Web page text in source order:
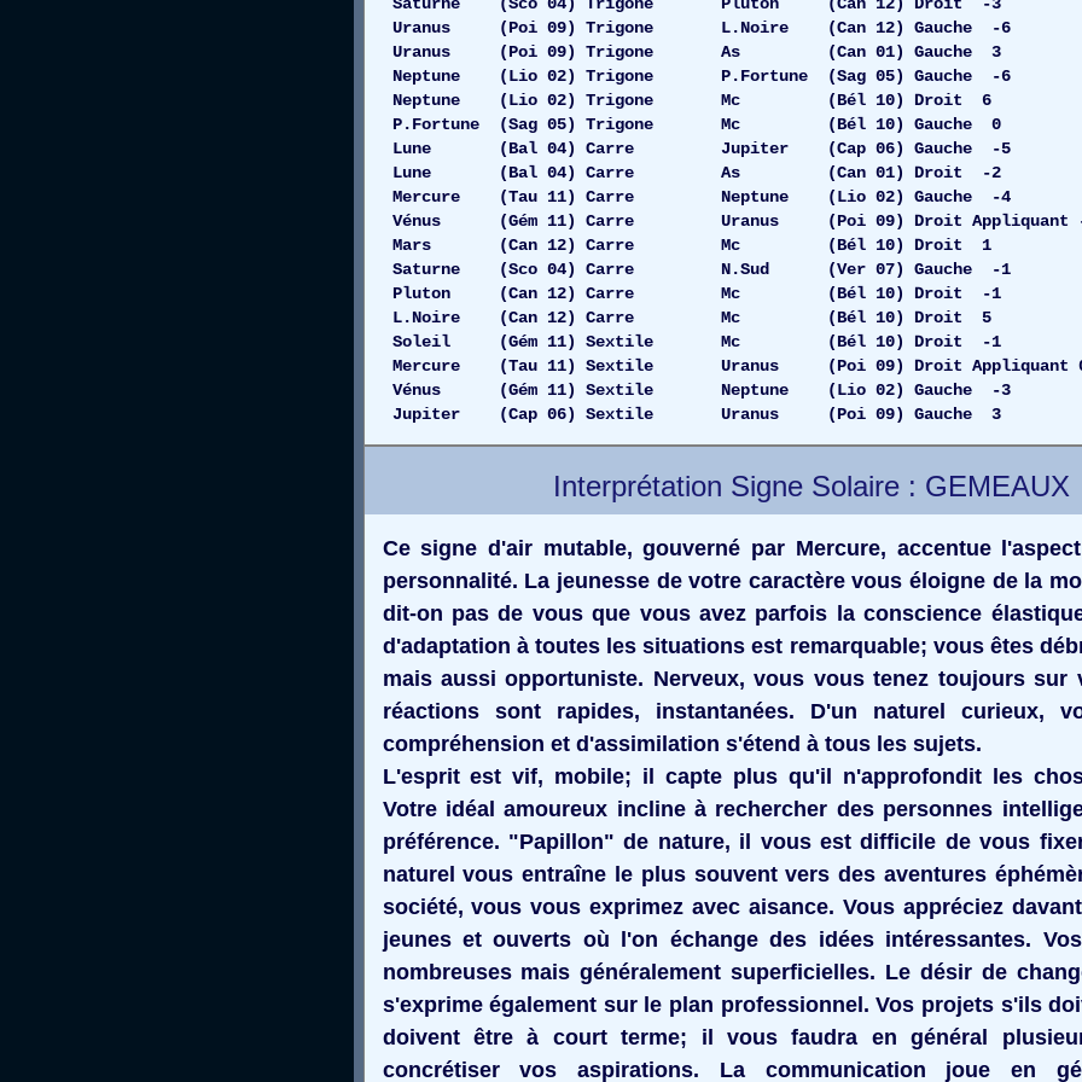
Uranus (Poi 09) Trigone L.Noire (Can 12) Gauche -6
Uranus (Poi 09) Trigone As (Can 01) Gauche 3
Neptune (Lio 02) Trigone P.Fortune (Sag 05) Gauche -6
Neptune (Lio 02) Trigone Mc (Bél 10) Droit 6
P.Fortune (Sag 05) Trigone Mc (Bél 10) Gauche 0
Lune (Bal 04) Carre Jupiter (Cap 06) Gauche -5
Lune (Bal 04) Carre As (Can 01) Droit -2
Mercure (Tau 11) Carre Neptune (Lio 02) Gauche -4
Vénus (Gém 11) Carre Uranus (Poi 09) Droit Appliquant
Mars (Can 12) Carre Mc (Bél 10) Droit 1
Saturne (Sco 04) Carre N.Sud (Ver 07) Gauche -1
Pluton (Can 12) Carre Mc (Bél 10) Droit -1
L.Noire (Can 12) Carre Mc (Bél 10) Droit 5
Soleil (Gém 11) Sextile Mc (Bél 10) Droit -1
Mercure (Tau 11) Sextile Uranus (Poi 09) Droit Appliquant
Vénus (Gém 11) Sextile Neptune (Lio 02) Gauche -3
Jupiter (Cap 06) Sextile Uranus (Poi 09) Gauche 3
Interprétation Signe Solaire : GEMEAUX
Ce signe d'air mutable, gouverné par Mercure, accentue
personnalité. La jeunesse de votre caractère vous éloigne de la
dit-on pas de vous que vous avez parfois la conscience
d'adaptation à toutes les situations est remarquable; vous êtes
mais aussi opportuniste. Nerveux, vous vous tenez toujours sur
réactions sont rapides, instantanées. D'un naturel curieux,
compréhension et d'assimilation s'étend à tous les sujets.
L'esprit est vif, mobile; il capte plus qu'il n'approfondit les
Votre idéal amoureux incline à rechercher des personnes
préférence. "Papillon" de nature, il vous est difficile de vous
naturel vous entraîne le plus souvent vers des aventures
société, vous vous exprimez avec aisance. Vous appréciez
jeunes et ouverts où l'on échange des idées intéressantes.
nombreuses mais généralement superficielles. Le désir de
s'exprime également sur le plan professionnel. Vos projets s'ils
doivent être à court terme; il vous faudra en général
concrétiser vos aspirations. La communication joue en